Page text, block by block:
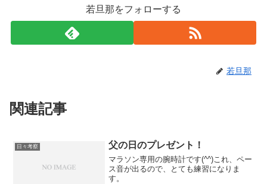
若旦那をフォローする
若旦那
関連記事
日々考察 父の日のプレゼント！
マラソン専用の腕時計です(^^)これ、ペー
ス音が出るので、とても練習になりま
す。